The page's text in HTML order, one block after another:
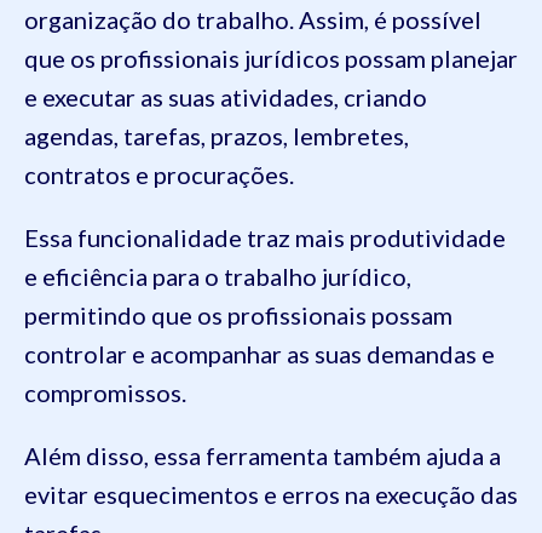
organização do trabalho. Assim, é possível
que os profissionais jurídicos possam planejar
e executar as suas atividades, criando
agendas, tarefas, prazos, lembretes,
contratos e procurações.
Essa funcionalidade traz mais produtividade
e eficiência para o trabalho jurídico,
permitindo que os profissionais possam
controlar e acompanhar as suas demandas e
compromissos.
Além disso, essa ferramenta também ajuda a
evitar esquecimentos e erros na execução das